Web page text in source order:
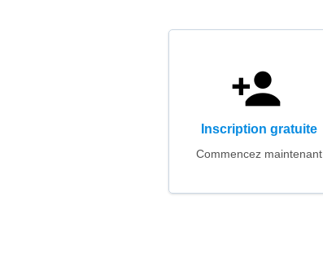
Inscription gratuite
Commencez maintenant